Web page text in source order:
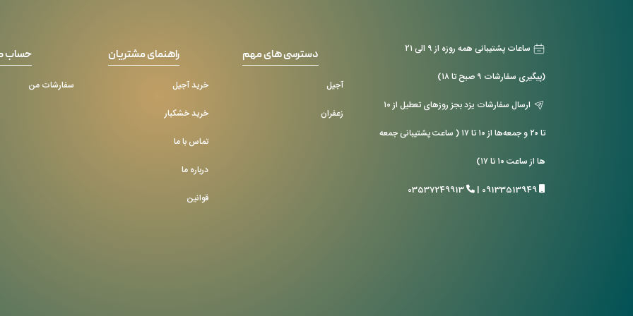
ساعات پشتیبانی همه روزه از ۹ الی ۲۱
(پیگیری سفارشات ۹ صبح تا ۱۸)
ارسال سفارشات یزد بجز روزهای تعطیل از ۱۰
تا ۲۰ و جمعه‌ها از ۱۰ تا ۱۷ ( ساعت پشتیبانی جمعه
ها از ساعت ۱۰ تا ۱۷)
09133513949
03537249913
دسترسی های مهم
آجیل
زعفران
راهنمای مشتریان
خرید آجیل
خرید خشکبار
تماس با ما
درباره ما
قوانین
حساب
سفارشات من